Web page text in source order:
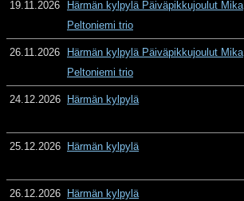
19.11.2026
Härmän kylpylä Päiväpikkujoulut Mika
Peltoniemi trio
26.11.2026
Härmän kylpylä Päiväpikkujoulut Mika
Peltoniemi trio
24.12.2026 Härmän kylpylä
25.12.2026 Härmän kylpylä
26.12.2026 Härmän kylpylä